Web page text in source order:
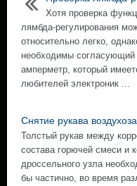
Хотя проверка
лямбда-регулирования
относительно легко,
необходимы согласующий
амперметр, который
любителей электроник ...
Снятие рукава
Толстый рукав между
состава горючей смеси и
дроссельного узла
бы частично, во время